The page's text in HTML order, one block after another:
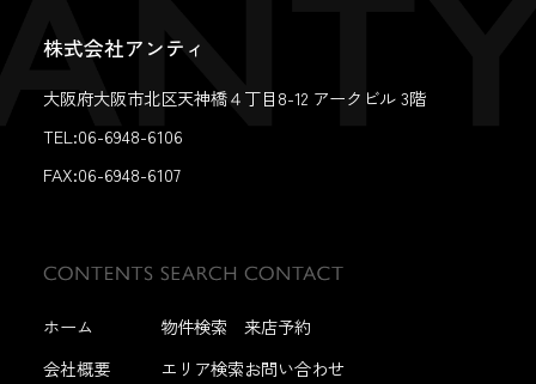
株式会社アンティ
大阪府大阪市北区天神橋４丁目8-12 アークビル 3階
TEL:06-6948-6106
FAX:06-6948-6107
ホーム
会社概要
物件検索
エリア検索
来店予約
お問い合わせ